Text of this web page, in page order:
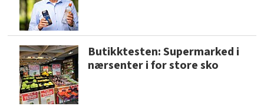
Butikktesten: Supermarked i
nærsenter i for store sko